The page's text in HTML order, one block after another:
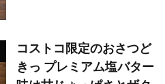
コストコ限定のおさつど
きっ プレミアム塩バター